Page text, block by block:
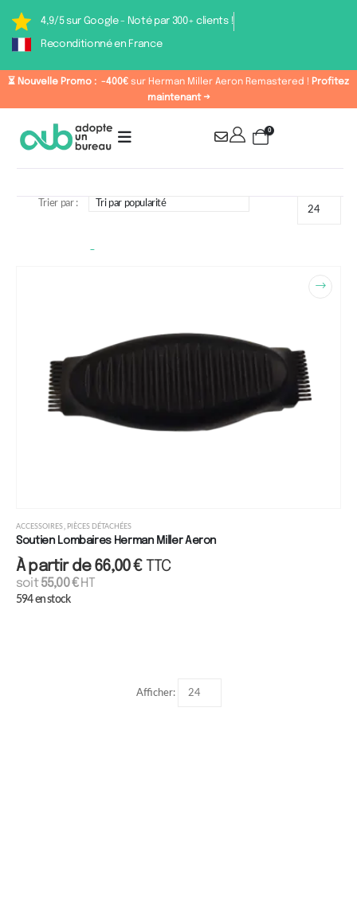
4,9/5 sur Google - Noté par 300+ clients !
Reconditionné en France
⏳ Nouvelle Promo : -400€ sur Herman Miller Aeron Remastered ! Profitez
maintenant →
0
Trier par :
ACCESSOIRES, PIÈCES DÉTACHÉES
Soutien Lombaires Herman Miller Aeron
À partir de66,00€ TTC
soit55,00€HT
594 en stock
Afficher: